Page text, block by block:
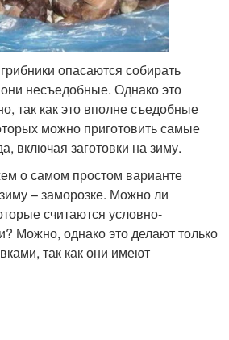
опасаются собирать
они несъедобные. Однако это
так как это вполне съедобные
можно приготовить самые
включая заготовки на зиму.
о самом простом варианте
– заморозке. Можно ли
считаются условно-
Можно, однако это делают только
так как они имеют